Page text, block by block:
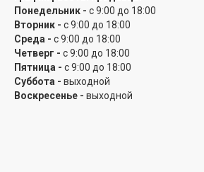
Понедельник - с 9:00 до 18:00
Вторник - с 9:00 до 18:00
Среда - с 9:00 до 18:00
Четверг - с 9:00 до 18:00
Пятница - с 9:00 до 18:00
Суббота - выходной
Воскресенье - выходной